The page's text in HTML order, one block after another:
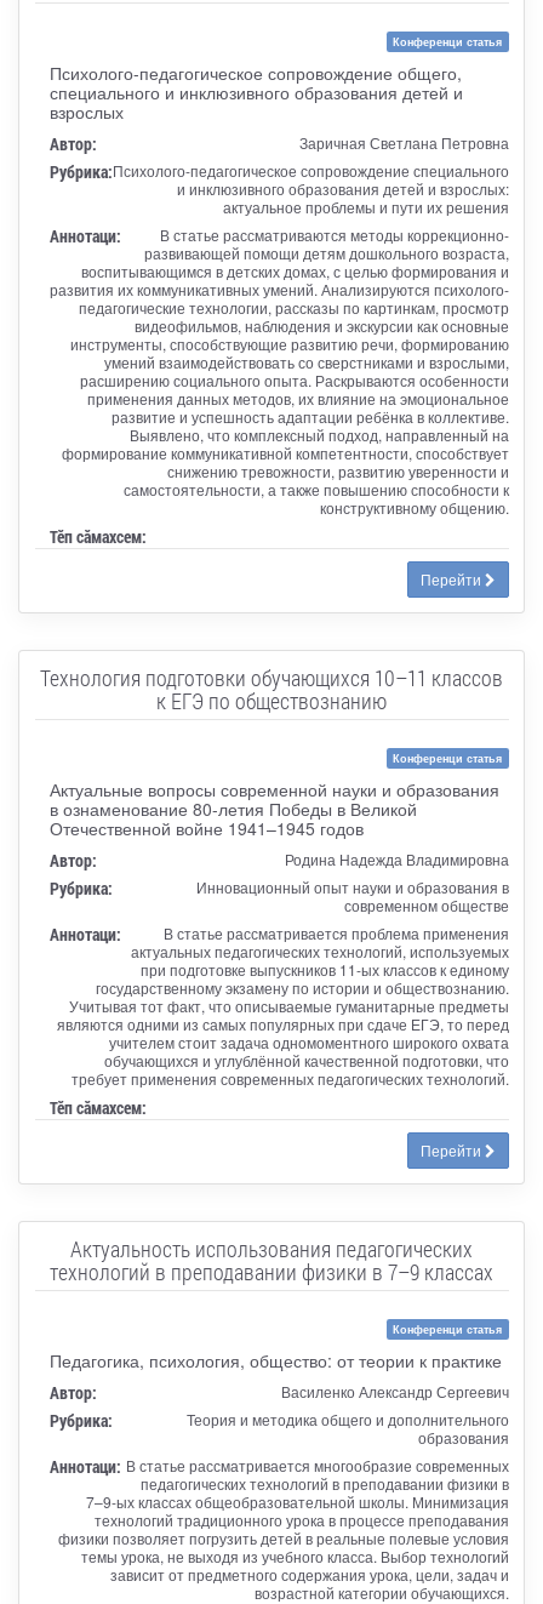
Конференци статья
Психолого-педагогическое сопровождение общего,
специального и инклюзивного образования детей и
взрослых
Автор: Заричная Светлана Петровна
Рубрика:Психолого-педагогическое сопровождение специального
и инклюзивного образования детей и взрослых:
актуальное проблемы и пути их решения
Аннотаци:
В статье рассматриваются методы коррекционно-
развивающей помощи детям дошкольного возраста,
воспитывающимся в детских домах, с целью формирования и
развития их коммуникативных умений. Анализируются психолого-
педагогические технологии, рассказы по картинкам, просмотр
видеофильмов, наблюдения и экскурсии как основные
инструменты, способствующие развитию речи, формированию
умений взаимодействовать со сверстниками и взрослыми,
расширению социального опыта. Раскрываются особенности
применения данных методов, их влияние на эмоциональное
развитие и успешность адаптации ребёнка в коллективе.
Выявлено, что комплексный подход, направленный на
формирование коммуникативной компетентности, способствует
снижению тревожности, развитию уверенности и
самостоятельности, а также повышению способности к
конструктивному общению.
Тӗп сӑмахсем:
Перейти
Технология подготовки обучающихся 10–11 классов
к ЕГЭ по обществознанию
Конференци статья
Актуальные вопросы современной науки и образования
в ознаменование 80-летия Победы в Великой
Отечественной войне 1941–1945 годов
Автор: Родина Надежда Владимировна
Рубрика:
Инновационный опыт науки и образования в
современном обществе
Аннотаци:
В статье рассматривается проблема применения
актуальных педагогических технологий, используемых
при подготовке выпускников 11-ых классов к единому
государственному экзамену по истории и обществознанию.
Учитывая тот факт, что описываемые гуманитарные предметы
являются одними из самых популярных при сдаче ЕГЭ, то перед
учителем стоит задача одномоментного широкого охвата
обучающихся и углублённой качественной подготовки, что
требует применения современных педагогических технологий.
Тӗп сӑмахсем:
Перейти
Актуальность использования педагогических
технологий в преподавании физики в 7–9 классах
Конференци статья
Педагогика, психология, общество: от теории к практике
Автор: Василенко Александр Сергеевич
Рубрика:
Теория и методика общего и дополнительного
образования
Аннотаци: В статье рассматривается многообразие современных
педагогических технологий в преподавании физики в
7–9-ых классах общеобразовательной школы. Минимизация
технологий традиционного урока в процессе преподавания
физики позволяет погрузить детей в реальные полевые условия
темы урока, не выходя из учебного класса. Выбор технологий
зависит от предметного содержания урока, цели, задач и
возрастной категории обучающихся.